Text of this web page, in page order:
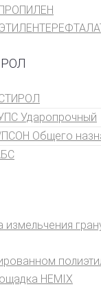
Ударопрочный
ПСОН Общего
измельчения
HEMIX